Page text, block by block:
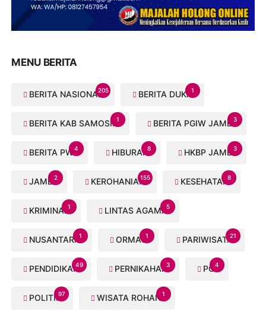
MENU BERITA
BERITA NASIONAL205 BERITA DUKA1
BERITA KAB SAMOSIR1 BERITA PGIW JAMBI3
BERITA PWI4 HIBURAN8 HKBP JAMBI3
JAMBI2 KEROHANIAN155 KESEHATAN8
KRIMINAL1 LINTAS AGAMA5
NUSANTARA1 ORMAS1 PARIWISATA21
PENDIDIKAN49 PERNIKAHAN3 PGI4
POLITIK97 WISATA ROHANI1